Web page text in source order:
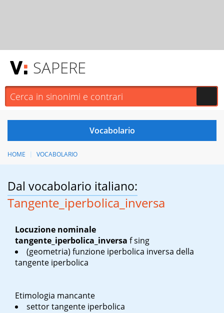
SAPERE
HOME VOCABOLARIO
Dal vocabolario italiano:
Tangente_iperbolica_inversa
Locuzione nominale
tangente_iperbolica_inversa f sing
(geometria) funzione iperbolica inversa della
tangente iperbolica
Etimologia mancante
settor tangente iperbolica